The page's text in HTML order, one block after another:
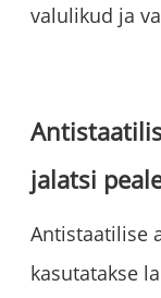
valulikud ja
jalatsi
Antistaatilise
kasutatakse